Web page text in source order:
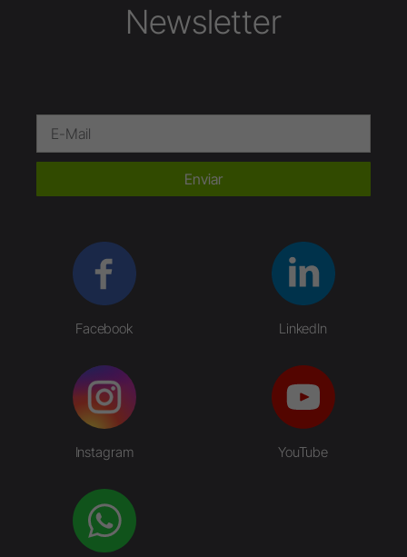
Newsletter
Enviar
Facebook LinkedIn
Instagram YouTube